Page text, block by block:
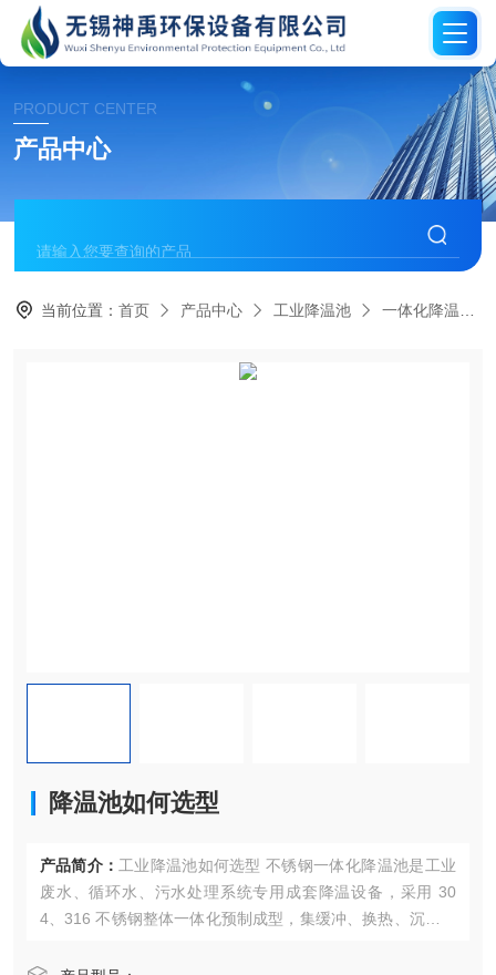
PRODUCT CENTER
产品中心
当前位置：首页 产品中心 工业降温池 一体化降温池
降温池如何选型
产品简介： 工业降温池如何选型 不锈钢一体化降温池是工业
废水、循环水、污水处理系统专用成套降温设备，采用 30
4、316 不锈钢整体一体化预制成型，集缓冲、换热、沉淀、